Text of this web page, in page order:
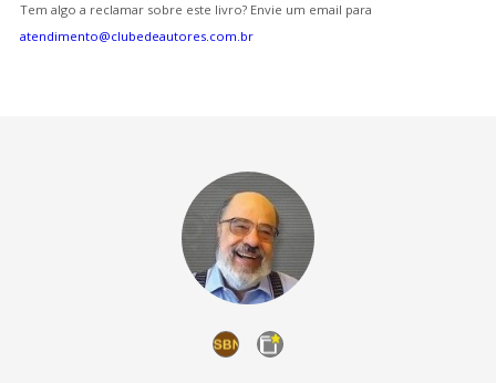
Tem algo a reclamar sobre este livro? Envie um email para
atendimento@clubedeautores.com.br